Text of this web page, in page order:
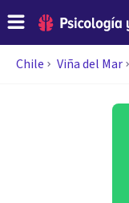
Chile Viña del Mar